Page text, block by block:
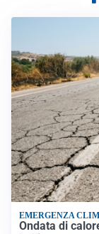
EMERGENZA
Ondata di